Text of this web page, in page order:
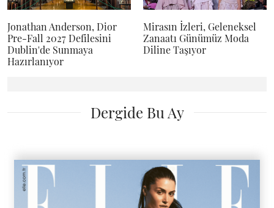
Jonathan Anderson, Dior
Pre-Fall 2027 Defilesini
Dublin'de Sunmaya
Hazırlanıyor
Mirasın İzleri, Geleneksel
Zanaatı Günümüz Moda
Diline Taşıyor
Dergide Bu Ay